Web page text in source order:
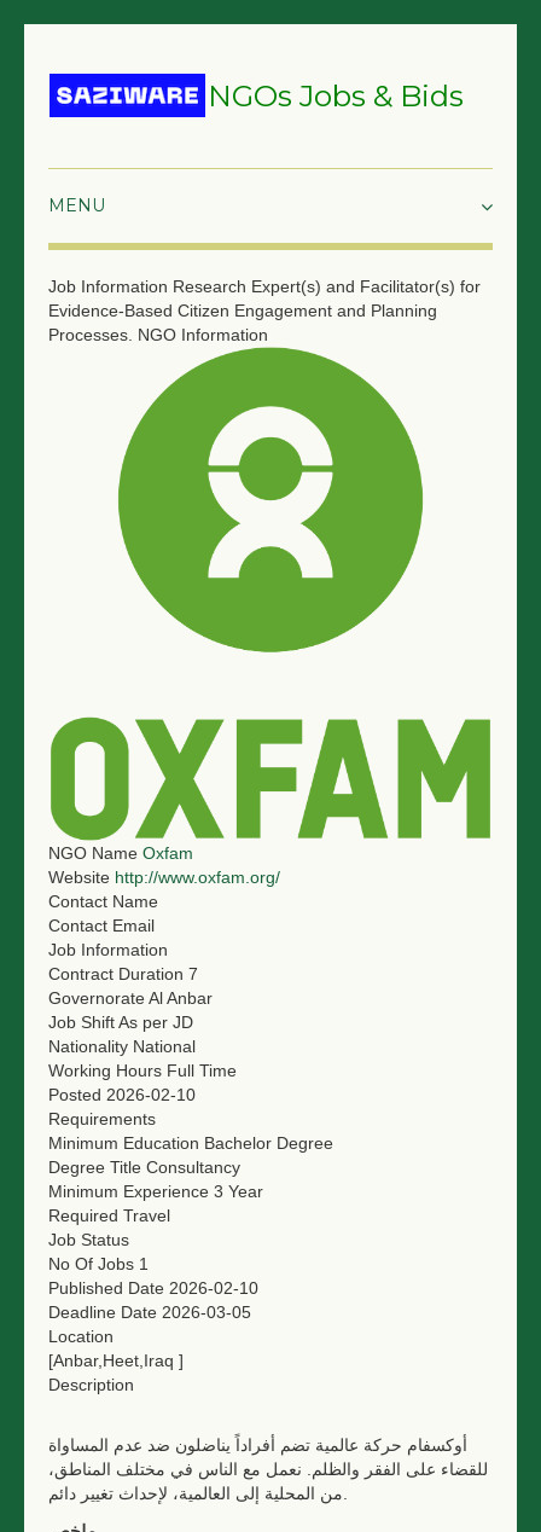
NGOs Jobs & Bids
GRANTS & PROPOSALS
BIDS & TENDERS
TRAININGS
SURVEYS
NGO LOGIN
SUBMIT TENDER
Job Information Research Expert(s) and Facilitator(s) for
Evidence-Based Citizen Engagement and Planning
Processes. NGO Information
NGO Name Oxfam
Website http://www.oxfam.org/
Contact Name
Contact Email
Job Information
Contract Duration 7
GovernorateAl Anbar
Job ShiftAs per JD
Nationality National
Working Hours Full Time
Posted 2026-02-10
Requirements
Minimum Education Bachelor Degree
Degree Title Consultancy
Minimum Experience 3 Year
Required Travel
Job Status
No Of Jobs 1
Published Date 2026-02-10
Deadline Date 2026-03-05
Location
[Anbar,Heet,Iraq ]
Description
أوكسفام حركة عالمية تضم أفراداً يناضلون ضد عدم المساواة
للقضاء على الفقر والظلم. نعمل مع الناس في مختلف المناطق،